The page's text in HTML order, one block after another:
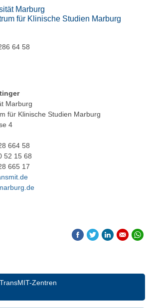
Zentren
Marburg
für Klinische Studien Marburg
64 58
Marburg
für Klinische Studien Marburg
4
664 58
52 15 68
665 17